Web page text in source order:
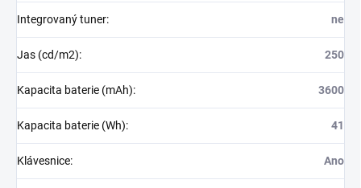
Integrovaný tuner: ne
Jas (cd/m2): 250
Kapacita baterie (mAh): 3600
Kapacita baterie (Wh): 41
Klávesnice: Ano